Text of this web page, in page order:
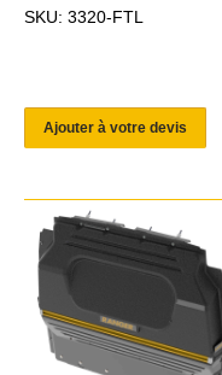
SKU: 3320-FTL
Ajouter à votre devis